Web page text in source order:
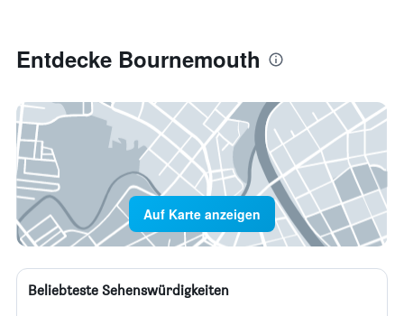
Entdecke Bournemouth
Auf Karte anzeigen
Beliebteste Sehenswürdigkeiten